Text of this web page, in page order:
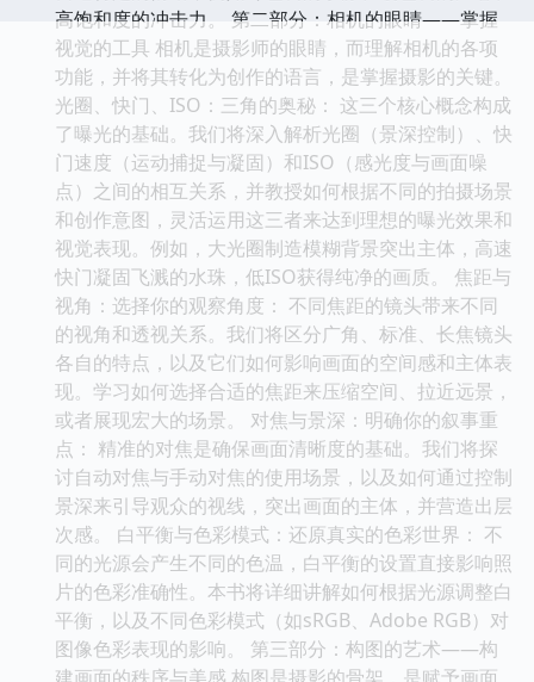
高饱和度的冲击力。 第二部分：相机的眼睛——掌握
视觉的工具 相机是摄影师的眼睛，而理解相机的各项
功能，并将其转化为创作的语言，是掌握摄影的关键。
光圈、快门、ISO：三角的奥秘： 这三个核心概念构成
了曝光的基础。我们将深入解析光圈（景深控制）、快
门速度（运动捕捉与凝固）和ISO（感光度与画面噪
点）之间的相互关系，并教授如何根据不同的拍摄场景
和创作意图，灵活运用这三者来达到理想的曝光效果和
视觉表现。例如，大光圈制造模糊背景突出主体，高速
快门凝固飞溅的水珠，低ISO获得纯净的画质。 焦距与
视角：选择你的观察角度： 不同焦距的镜头带来不同
的视角和透视关系。我们将区分广角、标准、长焦镜头
各自的特点，以及它们如何影响画面的空间感和主体表
现。学习如何选择合适的焦距来压缩空间、拉近远景，
或者展现宏大的场景。 对焦与景深：明确你的叙事重
点： 精准的对焦是确保画面清晰度的基础。我们将探
讨自动对焦与手动对焦的使用场景，以及如何通过控制
景深来引导观众的视线，突出画面的主体，并营造出层
次感。 白平衡与色彩模式：还原真实的色彩世界： 不
同的光源会产生不同的色温，白平衡的设置直接影响照
片的色彩准确性。本书将详细讲解如何根据光源调整白
平衡，以及不同色彩模式（如sRGB、Adobe RGB）对
图像色彩表现的影响。 第三部分：构图的艺术——构